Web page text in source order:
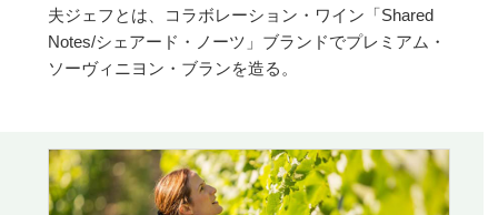
夫ジェフとは、コラボレーション・ワイン「Shared
Notes/シェアード・ノーツ」ブランドでプレミアム・
ソーヴィニヨン・ブランを造る。